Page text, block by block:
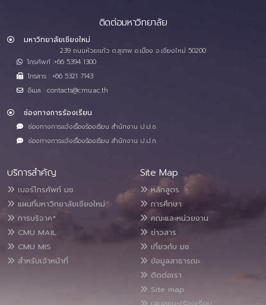
ติดต่อมหาวิทยาลัย
มหาวิทยาลัยเชียงใหม่
239 ถนนห้วยแก้ว ต.สุเทพ อ.เมือง จ.เชียงใหม่ 50200
โทรศัพท์ :+66 5394 1300
โทรสาร : +66 5321 7143
อีเมล : contacts@cmu.ac.th
ช่องทางการร้องเรียน
ช่องทางการแจ้งเรื่องร้องเรียน สำนักงาน ป.ป.ช.
ช่องทางการแจ้งเรื่องร้องเรียน สำนักงาน ป.ป.ท.
บริการสำคัญ
เบอร์โทรศัพท์ มช.
แผนที่มหาวิทยาลัยเชียงใหม่
การบริจาค*
CMU MAIL
CMU MIS
สำหรับเจ้าหน้าที่
Site Map
หลักสูตร
การศึกษา
คณะและหน่วยงาน
ข่าวสาร
เกี่ยวกับ มช.
ข้อมูลสาธารณะ
ติดต่อเรา
Site map